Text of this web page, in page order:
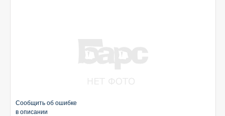
Сообщить об ошибке
в описании